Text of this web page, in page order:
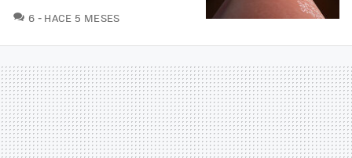
6 COMENTARIOS
HACE 5 MESES